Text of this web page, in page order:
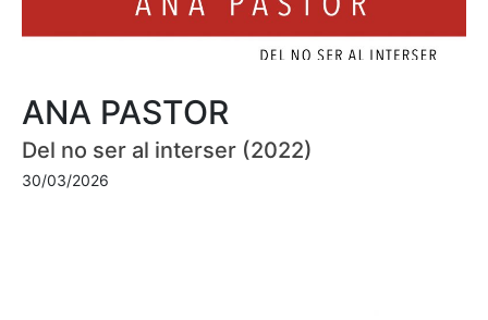
ANA PASTOR
Del no ser al interser (2022)
30/03/2026